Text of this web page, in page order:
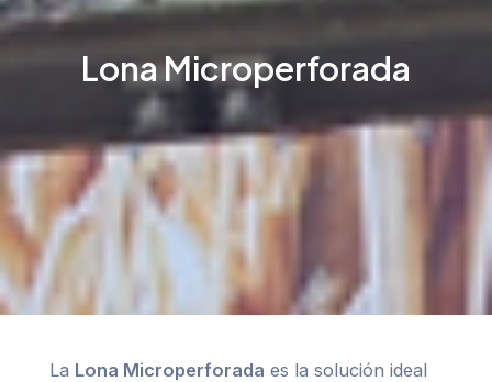
Lona Microperforada
La Lona Microperforada es la solución ideal